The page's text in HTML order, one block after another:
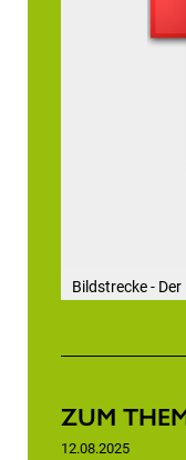
Bildstrecke -
ZUM
12.08.2025